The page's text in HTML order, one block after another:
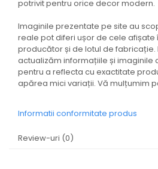
potrivit pentru orice decor modern.
Imaginile prezentate pe site au
reale pot diferi ușor de cele afișate
producător și de lotul de fabricație.
actualizăm informațiile și imaginile
pentru a reflecta cu exactitate
apărea mici variații. Vă mulțumim
Informatii conformitate produs
Review-uri (0)